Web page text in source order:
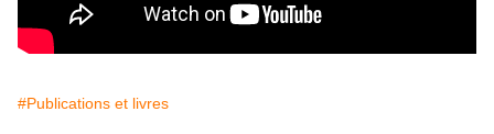
#Publications et livres